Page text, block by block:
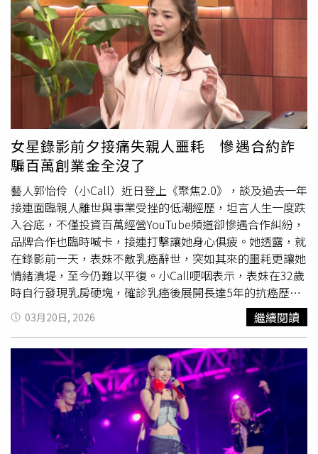
同創作的新曲〈最完美的存在〉，帶著舞者展現唱跳功力。
劉若英坐在控台看五月天演唱會。（圖／相信音樂提供）在
點歌橋段時，阿信忽然唱起〈後來〉，原來是看見坐在控台
裡的劉若英，阿信問：「你為什麼躲在這？」劉若英表示是
來學習的，也說：「我喜歡中午場，很適合我生理時鐘。」
阿信又問她有沒有聽歌廳秀的感覺，兩人便唱起〈舞女〉，
意外彩蛋全場熱烈尖叫，劉若英說：「〈舞女〉我本來在高
雄演唱會要唱的！」
有榮焉！」除了自身音樂影像作品獲國際影展殊榮肯定，劉
恩君日前更受邀來台擔任 《2026 S2O Taiwan潑水音樂節》
的表演嘉賓，首次站上台灣大型音樂節舞台的她從表演到造
型做足準備，其中在服裝上為了配合「水」元素，特別用心
地以一席水藍色舞台服現身，只見化身為「水精靈」的劉恩
君好身材曲線及24吋小 蠻腰 畢露，更展現19歲荳蔻年華的
青春活力，一上場就吸引全場目光劉恩君透露私下其實一直
很喜歡潑水音樂節的熱鬧氛圍，過去總因各種因素錯過參與
機會，沒想到這次竟能以表演嘉賓身分站上舞台，讓她直
呼：「真的像在做夢一樣！」不過興奮之餘，壓力也隨之而
來，她坦言因為是「第一次」，擔心及緊張難免，也因此在
確認演出歌單後隨即進入備戰模式，每天反覆練習，希望用
最好的狀態面對觀眾。結果正式演出前的彩排碰巧遇到台灣
梅雨季，面對狂風大雨，讓劉恩君整段彩排幾乎撐著雨傘完
成，而真正站上舞台那刻，劉恩君一到現場就被滿滿人潮震
撼到，當音樂響起後，把緊張放一旁的她全心投入演出之
中，轉眼三首歌唱完，觀眾報以熱烈掌聲的那一刻，讓她笑
說：「下台後腦中只剩下一個念頭：蛤？這樣就結束了？也
太快了吧！」
女星錄影前夕接痛失親人噩耗 慘遇合約詐
騙百萬創業金全沒了
藝人郭怡伶（小Call）近日登上《聚焦2.0》，談及過去一年
接連面臨親人離世與事業受挫的低潮經歷，坦言人生一度跌
入谷底，不僅投資百萬經營YouTube頻道卻慘遇合作糾紛，
品牌合作也臨時喊卡，接連打擊讓她身心俱疲。她透露，就
在錄影前一天，表妹不敵乳癌辭世，突如其來的噩耗更讓她
情緒潰堤，至今仍難以平復。小Call哽咽表示，表妹在32歲
時自行發現乳房硬塊，確診乳癌後展開長達5年的抗癌歷
程，未料去年過年前病情急速惡化、癌細胞擴散，全身高燒
不退，住院後便再也沒有回家。她前幾天南下探望時，見對
方已瘦到只剩骨架，無法進食、喝水，甚至連排泄都有困
難，見證對方一路努力抗病卻仍敵不過命運，令小Call深感
不捨，只能轉念「或許對她來說，離開是一種解脫」。除了
喪親之痛，小Call在事業上也接連受挫，透露自己疫情期間
為拓展事業版圖，決心經營YouTube頻道，並豪氣砸下百萬
製作費，與熟識友人簽約製作房產企劃，未料對方收款後卻
遲遲未動工，整整一年「零產出」，最終更在去年無預警喊
03月20日, 2026 繼續閱讀